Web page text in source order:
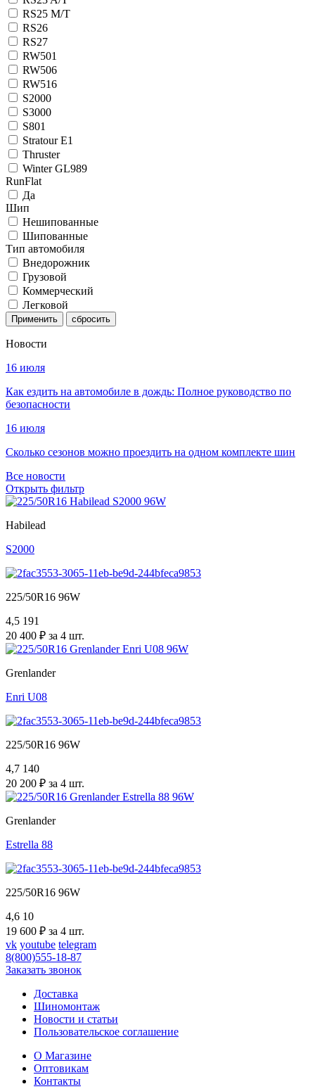
RS25 M/T
RS26
RS27
RW501
RW506
RW516
S2000
S3000
S801
Stratour E1
Thruster
Winter GL989
RunFlat
Да
Шип
Нешипованные
Шипованные
Тип автомобиля
Внедорожник
Грузовой
Коммерческий
Легковой
Применить
Новости
16 июля
Как ездить на автомобиле в дождь: Полное руководство по
безопасности
16 июля
Сколько сезонов можно проездить на одном комплекте шин
Все новости
Открыть фильтр
Habilead
S2000
225/50R16 96W
4,5 191
20 400 ₽ за 4 шт.
Grenlander
Enri U08
225/50R16 96W
4,7 140
20 200 ₽ за 4 шт.
Grenlander
Estrella 88
225/50R16 96W
4,6 10
19 600 ₽ за 4 шт.
vk youtube telegram
8(800)555-18-87
Заказать звонок
Доставка
Шиномонтаж
Новости и статьи
Пользовательское соглашение
О Магазине
Оптовикам
Контакты